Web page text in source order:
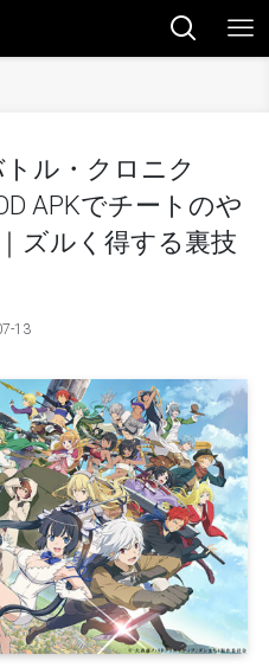
トル・クロニク
APKでチートのや
ズルく得する裏技
13